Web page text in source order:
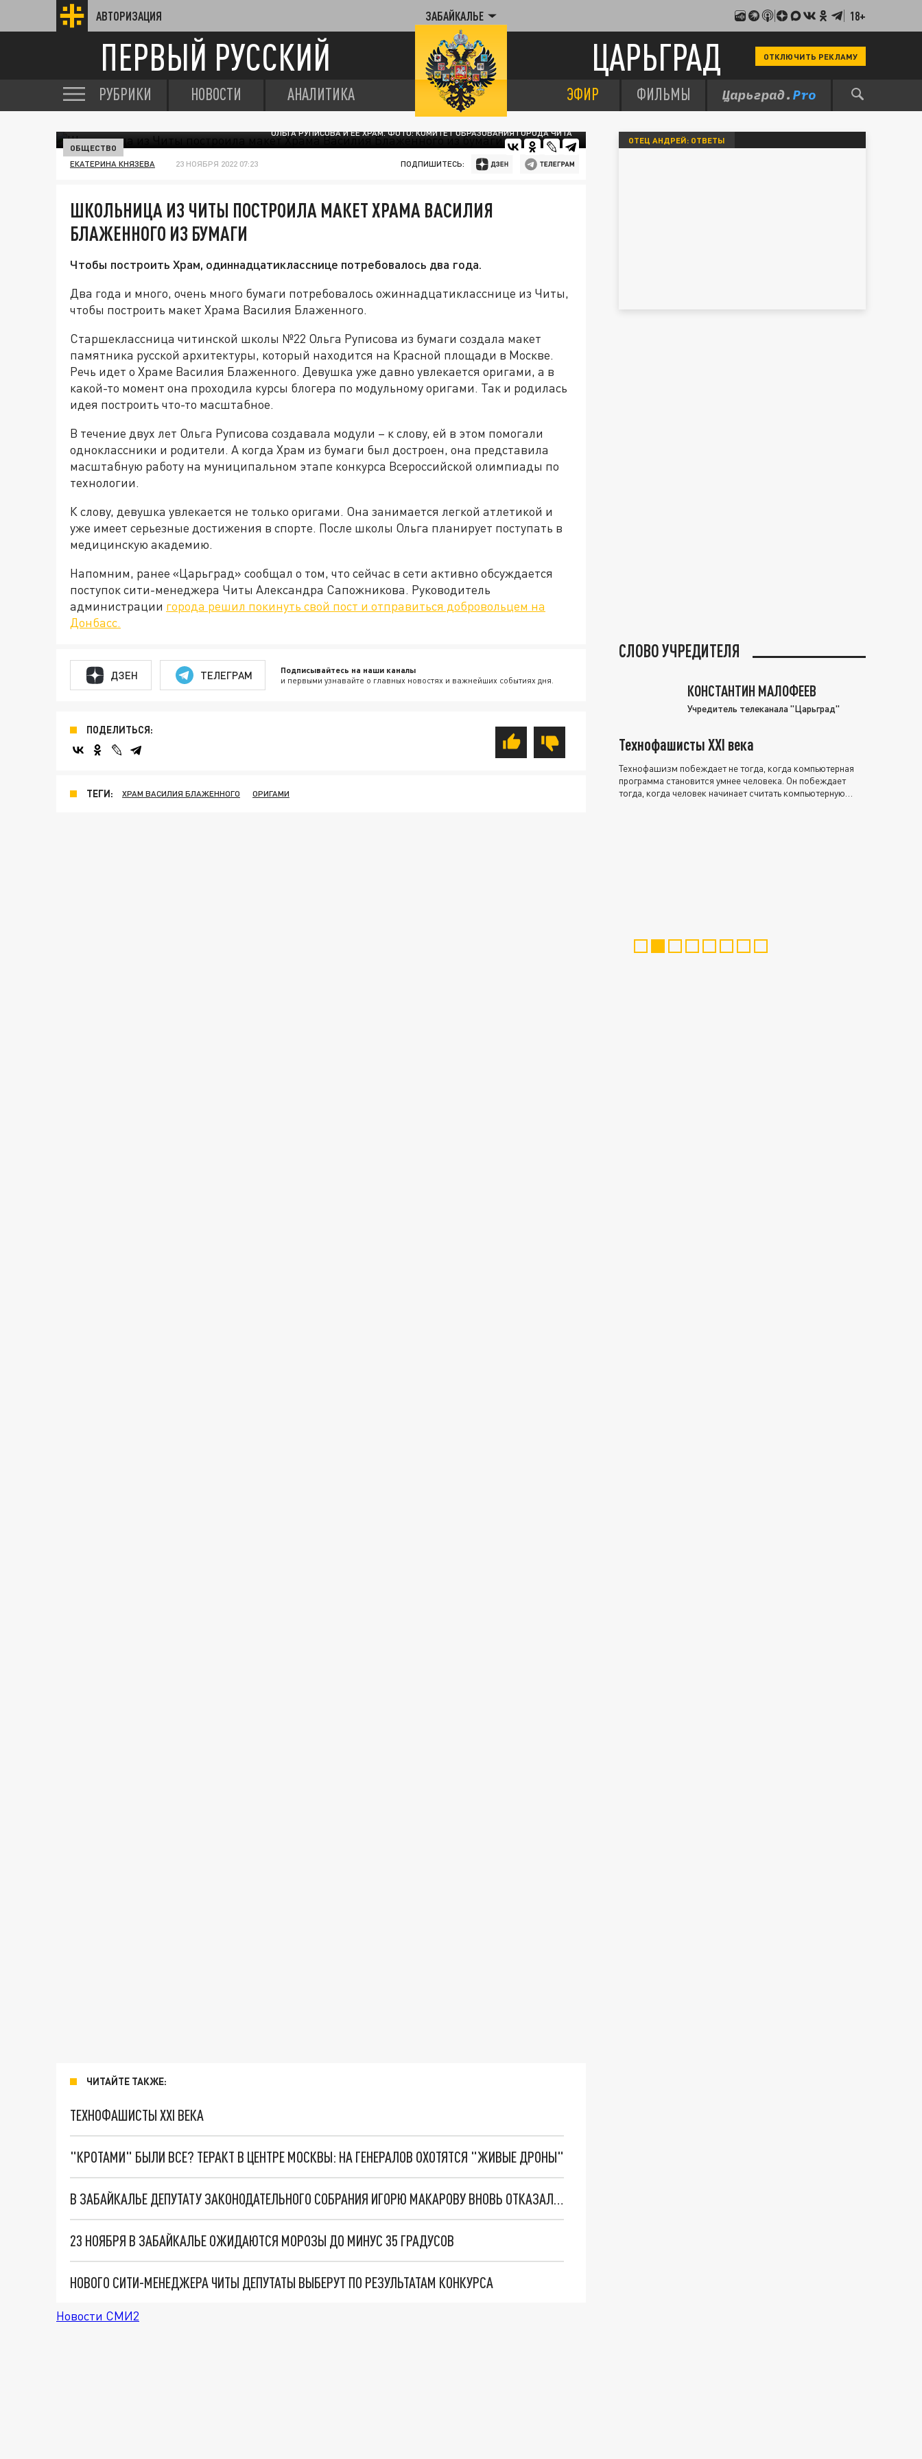
АВТОРИЗАЦИЯ ЗАБАЙКАЛЬЕ 18+
ПЕРВЫЙ РУССКИЙ ЦАРЬГРАД ОТКЛЮЧИТЬ РЕКЛАМУ
РУБРИКИ НОВОСТИ АНАЛИТИКА ЭФИР ФИЛЬМЫ
ОЛЬГА РУПИСОВА И ЕЕ ХРАМ. ФОТО: КОМИТЕТ ОБРАЗОВАНИЯ ГОРОДА ЧИТА
ОБЩЕСТВО
ЕКАТЕРИНА КНЯЗЕВА 23 НОЯБРЯ 2022 07:23 ПОДПИШИТЕСЬ:
ШКОЛЬНИЦА ИЗ ЧИТЫ ПОСТРОИЛА МАКЕТ ХРАМА ВАСИЛИЯ
БЛАЖЕННОГО ИЗ БУМАГИ
Чтобы построить Храм, одиннадцатикласснице потребовалось два года.
Два года и много, очень много бумаги потребовалось ожиннадцатикласснице из Читы,
чтобы построить макет Храма Василия Блаженного.
Старшеклассница читинской школы №22 Ольга Руписова из бумаги создала макет
памятника русской архитектуры, который находится на Красной площади в Москве.
Речь идет о Храме Василия Блаженного. Девушка уже давно увлекается оригами, а в
какой-то момент она проходила курсы блогера по модульному оригами. Так и родилась
идея построить что-то масштабное.
В течение двух лет Ольга Руписова создавала модули – к слову, ей в этом помогали
одноклассники и родители. А когда Храм из бумаги был достроен, она представила
масштабную работу на муниципальном этапе конкурса Всероссийской олимпиады по
технологии.
К слову, девушка увлекается не только оригами. Она занимается легкой атлетикой и
уже имеет серьезные достижения в спорте. После школы Ольга планирует поступать в
медицинскую академию.
Напомним, ранее «Царьград» сообщал о том, что сейчас в сети активно обсуждается
поступок сити-менеджера Читы Александра Сапожникова. Руководитель
администрации города решил покинуть свой пост и отправиться добровольцем на
Донбасс.
ДЗЕН ТЕЛЕГРАМ Подписывайтесь на наши каналы
и первыми узнавайте о главных новостях и важнейших событиях дня.
ПОДЕЛИТЬСЯ:
ТЕГИ: ХРАМ ВАСИЛИЯ БЛАЖЕННОГО ОРИГАМИ
ЧИТАЙТЕ ТАКЖЕ:
ТЕХНОФАШИСТЫ XXI ВЕКА
"КРОТАМИ" БЫЛИ ВСЕ? ТЕРАКТ В ЦЕНТРЕ МОСКВЫ: НА ГЕНЕРАЛОВ ОХОТЯТСЯ "ЖИВЫЕ ДРОНЫ"
В ЗАБАЙКАЛЬЕ ДЕПУТАТУ ЗАКОНОДАТЕЛЬНОГО СОБРАНИЯ ИГОРЮ МАКАРОВУ ВНОВЬ ОТКАЗАЛИ В ПОСТОЯННОЙ РАБОТЕ
23 НОЯБРЯ В ЗАБАЙКАЛЬЕ ОЖИДАЮТСЯ МОРОЗЫ ДО МИНУС 35 ГРАДУСОВ
НОВОГО СИТИ-МЕНЕДЖЕРА ЧИТЫ ДЕПУТАТЫ ВЫБЕРУТ ПО РЕЗУЛЬТАТАМ КОНКУРСА
Новости СМИ2
ОТЕЦ АНДРЕЙ: ОТВЕТЫ
СЛОВО УЧРЕДИТЕЛЯ
КОНСТАНТИН МАЛОФЕЕВ
Учредитель телеканала "Царьград"
Технофашисты XXI века
Технофашизм побеждает не тогда, когда компьютерная
программа становится умнее человека. Он побеждает
тогда, когда человек начинает считать компьютерную